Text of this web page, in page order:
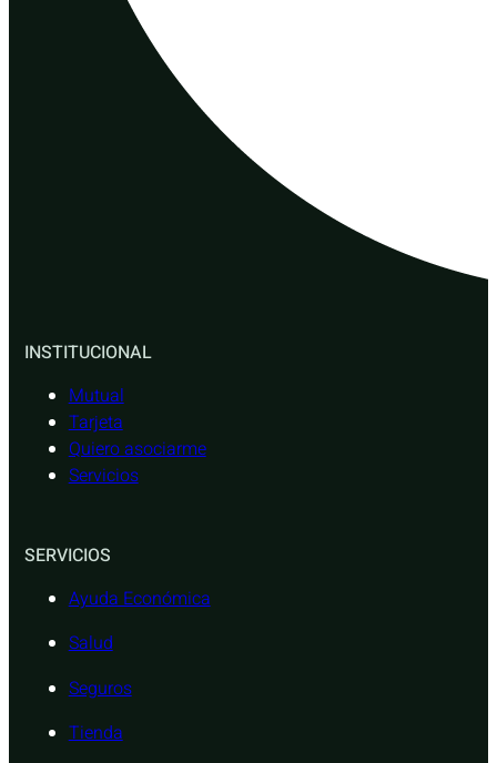
INSTITUCIONAL
Mutual
Tarjeta
Quiero asociarme
Servicios
SERVICIOS
Ayuda Económica
Salud
Seguros
Tienda